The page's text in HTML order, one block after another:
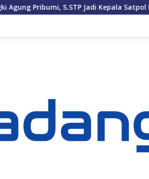
S.STP Jadi Kepala Satpol PP dan Damkar